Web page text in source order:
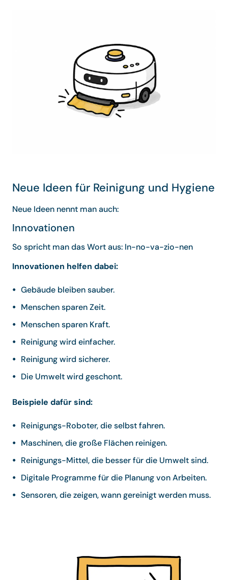
Neue Ideen für Reinigung und Hygiene
Neue Ideen nennt man auch:
Innovationen
So spricht man das Wort aus: In-no-va-zio-nen
Innovationen helfen dabei:
Gebäude bleiben sauber.
Menschen sparen Zeit.
Menschen sparen Kraft.
Reinigung wird einfacher.
Reinigung wird sicherer.
Die Umwelt wird geschont.
Beispiele dafür sind:
Reinigungs-Roboter, die selbst fahren.
Maschinen, die große Flächen reinigen.
Reinigungs-Mittel, die besser für die Umwelt sind.
Digitale Programme für die Planung von Arbeiten.
Sensoren, die zeigen, wann gereinigt werden muss.